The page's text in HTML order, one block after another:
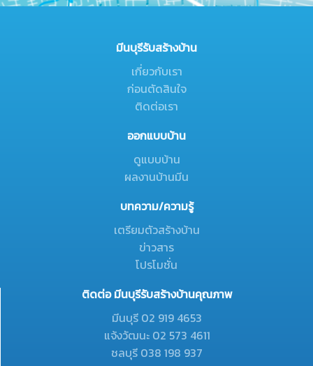
มีนบุรีรับสร้างบ้าน
เกี่ยวกับเรา
ก่อนตัดสินใจ
ติดต่อเรา
ออกแบบบ้าน
ดูแบบบ้าน
ผลงานบ้านมีน
บทความ/ความรู้
เตรียมตัวสร้างบ้าน
ข่าวสาร
โปรโมชั่น
ติดต่อ มีนบุรีรับสร้างบ้านคุณภาพ
มีนบุรี 02 919 4653
แจ้งวัฒนะ 02 573 4611
ชลบุรี 038 198 937